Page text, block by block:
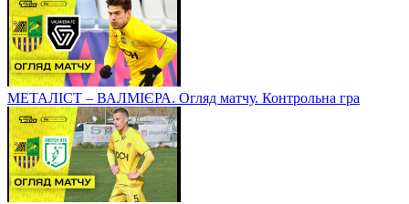
МЕТАЛІСТ – ВАЛМІЄРА. Огляд матчу. Контрольна гра